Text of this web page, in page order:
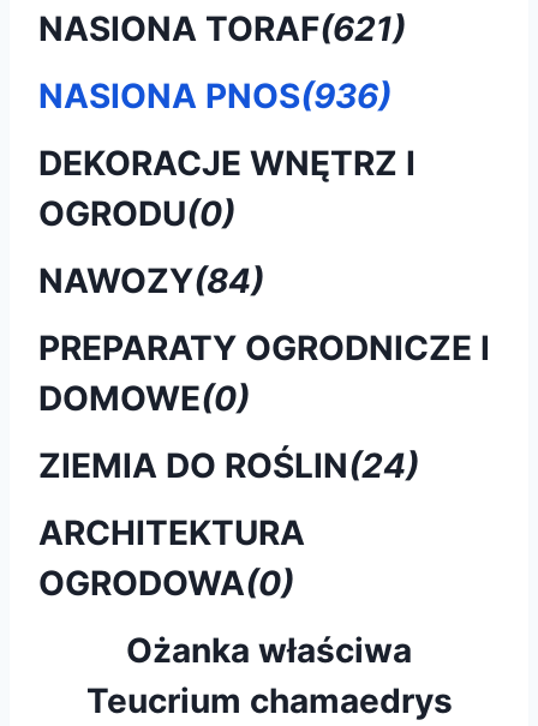
NASIONA TORAF(621)
NASIONA PNOS(936)
DEKORACJE WNĘTRZ I
OGRODU(0)
NAWOZY(84)
PREPARATY OGRODNICZE I
DOMOWE(0)
ZIEMIA DO ROŚLIN(24)
ARCHITEKTURA
OGRODOWA(0)
Ożanka właściwa
Teucrium chamaedrys